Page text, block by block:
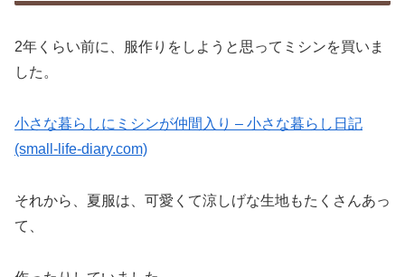
2年くらい前に、服作りをしようと思ってミシンを買いま
した。
小さな暮らしにミシンが仲間入り – 小さな暮らし日記
(small-life-diary.com)
それから、夏服は、可愛くて涼しげな生地もたくさんあっ
て、